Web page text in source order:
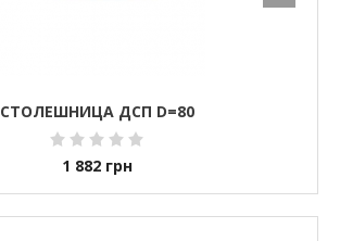
СТОЛЕШНИЦА ДСП D=80
1 882 грн